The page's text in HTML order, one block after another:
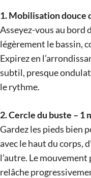
1. Mobilisation douce
Asseyez-vous au bord
légèrement le bassin,
Expirez en
subtil, presque
le rythme.
2. Cercle du buste – 1
Gardez les pieds bien
avec le haut du corps,
l’autre. Le
relâche